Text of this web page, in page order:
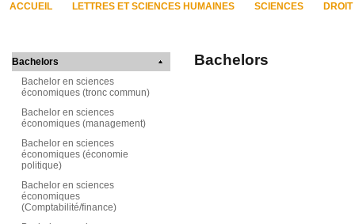
ACCUEIL LETTRES ET SCIENCES HUMAINES SCIENCES DROIT
Bachelors
Bachelor en sciences
économiques (tronc commun)
Bachelor en sciences
économiques (management)
Bachelor en sciences
économiques (économie
politique)
Bachelor en sciences
économiques
(Comptabilité/finance)
Bachelors